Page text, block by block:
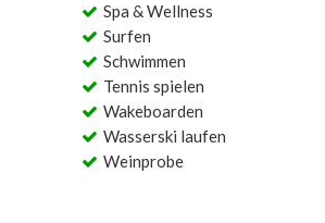
Spa & Wellness
Surfen
Schwimmen
Tennis spielen
Wakeboarden
Wasserski laufen
Weinprobe